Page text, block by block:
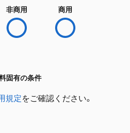
非商用 商用
固有の条件
規定をご確認ください。